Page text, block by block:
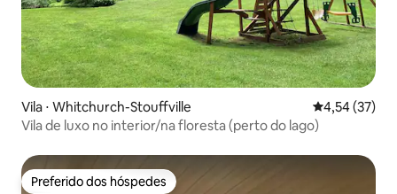
Vila ⋅ Whitchurch-Stouffville 4,54 de uma
4,54 (37)
Vila de luxo no interior/na floresta (perto do lago)
Preferido dos hóspedes
Preferido dos hóspedes